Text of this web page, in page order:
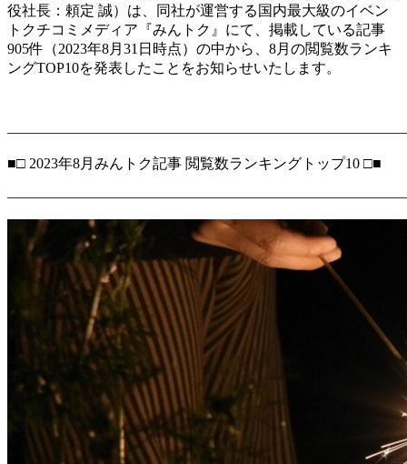
役社長：頼定 誠）は、同社が運営する国内最大級のイベン
トクチコミメディア『みんトク』にて、掲載している記事
905件（2023年8月31日時点）の中から、8月の閲覧数ランキ
ングTOP10を発表したことをお知らせいたします。
■□ 2023年8月みんトク記事 閲覧数ランキングトップ10 □■